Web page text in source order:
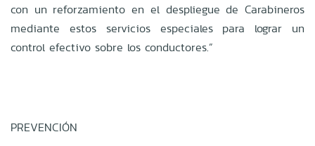
con un reforzamiento en el despliegue de Carabineros
mediante estos servicios especiales para lograr un
control efectivo sobre los conductores.”
PREVENCIÓN